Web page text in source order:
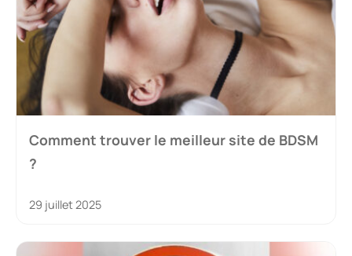
Comment trouver le meilleur site de BDSM
?
29 juillet 2025